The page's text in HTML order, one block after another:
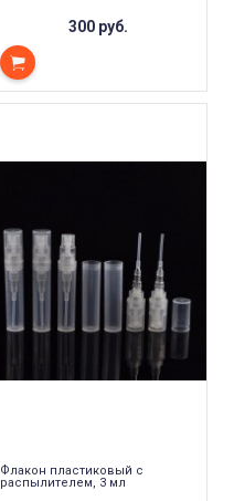
300 руб.
Флакон пластиковый с
распылителем, 3 мл